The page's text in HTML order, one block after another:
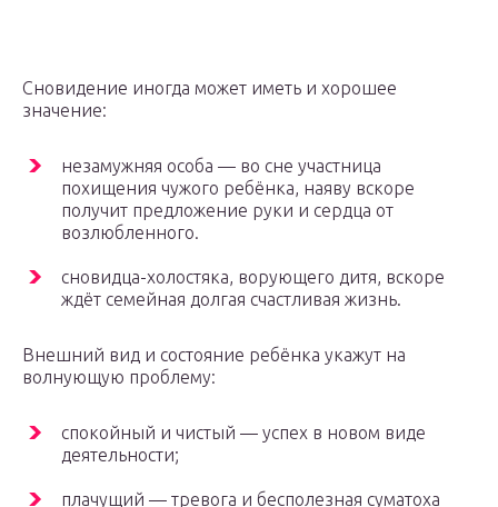
Сновидение иногда может иметь и хорошее
значение:
незамужняя особа — во сне участница
похищения чужого ребёнка, наяву вскоре
получит предложение руки и сердца от
возлюбленного.
сновидца-холостяка, ворующего дитя, вскоре
ждёт семейная долгая счастливая жизнь.
Внешний вид и состояние ребёнка укажут на
волнующую проблему:
спокойный и чистый — успех в новом виде
деятельности;
плачущий — тревога и бесполезная суматоха